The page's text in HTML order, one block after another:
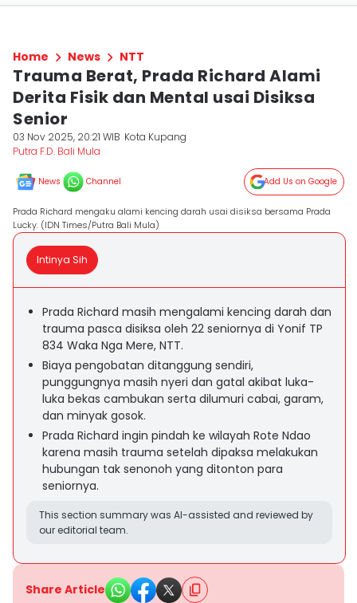
Home News NTT
Trauma Berat, Prada Richard Alami
Derita Fisik dan Mental usai Disiksa
Senior
03 Nov 2025, 20:21 WIB Kota Kupang
Putra F.D. Bali Mula
News Channel Add Us on Google
Prada Richard mengaku alami kencing darah usai disiksa bersama Prada
Lucky. (IDN Times/Putra Bali Mula)
Intinya Sih
Prada Richard masih mengalami kencing darah dan
trauma pasca disiksa oleh 22 seniornya di Yonif TP
834 Waka Nga Mere, NTT.
Biaya pengobatan ditanggung sendiri,
punggungnya masih nyeri dan gatal akibat luka-
luka bekas cambukan serta dilumuri cabai, garam,
dan minyak gosok.
Prada Richard ingin pindah ke wilayah Rote Ndao
karena masih trauma setelah dipaksa melakukan
hubungan tak senonoh yang ditonton para
seniornya.
This section summary was AI-assisted and reviewed by
our editorial team.
Share Article